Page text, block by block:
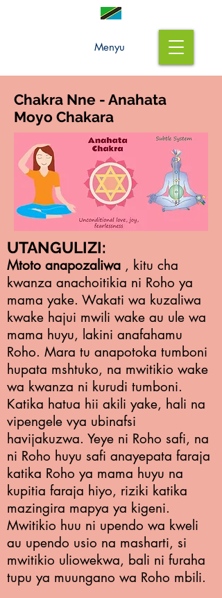
Menyu
Chakra Nne - Anahata
Moyo Chakara
UTANGULIZI:
Mtoto anapozaliwa , kitu cha
kwanza anachoitikia ni Roho ya
mama yake. Wakati wa kuzaliwa
kwake hajui mwili wake au ule wa
mama huyu, lakini anafahamu
Roho. Mara tu anapotoka tumboni
hupata mshtuko, na mwitikio wake
wa kwanza ni kurudi tumboni.
Katika hatua hii akili yake, hali na
vipengele vya ubinafsi
havijakuzwa. Yeye ni Roho safi, na
ni Roho huyu safi anayepata faraja
katika Roho ya mama huyu na
kupitia faraja hiyo, riziki katika
mazingira mapya ya kigeni.
Mwitikio huu ni upendo wa kweli
au upendo usio na masharti, si
mwitikio uliowekwa, bali ni furaha
tupu ya muungano wa Roho mbili.